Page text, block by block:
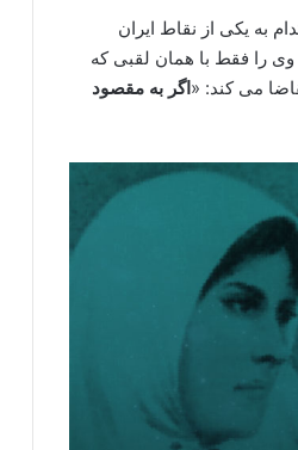
به یکی از نقاط ایران
را فقط با همان لقبی که
می کند: «اگر به مقصود